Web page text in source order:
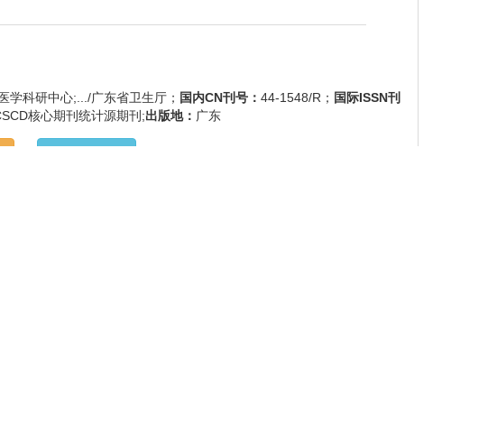
学科研中心;.../广东省卫生厅； 国内CN刊号：44-1548/R； 国际ISSN刊
核心期刊统计源期刊;出版地： 广东